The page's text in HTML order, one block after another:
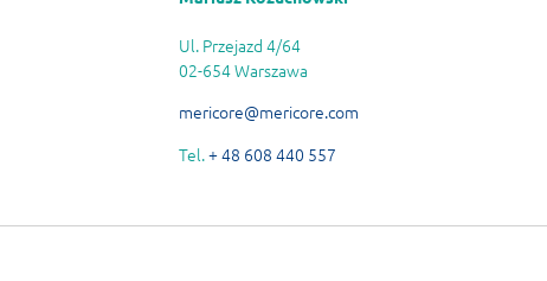
Ul. Przejazd 4/64
02-654 Warszawa
mericore@mericore.com
Tel.+ 48 608 440 557